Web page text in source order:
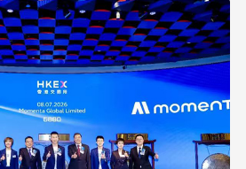
成及重点专项推进情况。领导班子成员
路与落实举措，进一步统一思想、凝聚
实基础。龚国旺在总结讲话中指出，上
，实现营收6358万元，同比增长
元，同比增长82.8%。股权投资标的持
可持续增长，投资主业对公司整体盈利
。基金业务进退有序，投退良性循环格
与落地扎实推进，资本招商取得实质进
连续雨季施工困难，顺利完成竣工验